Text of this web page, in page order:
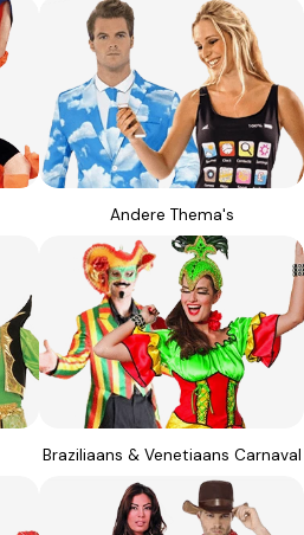
Andere Thema's
Braziliaans & Venetiaans Carnaval